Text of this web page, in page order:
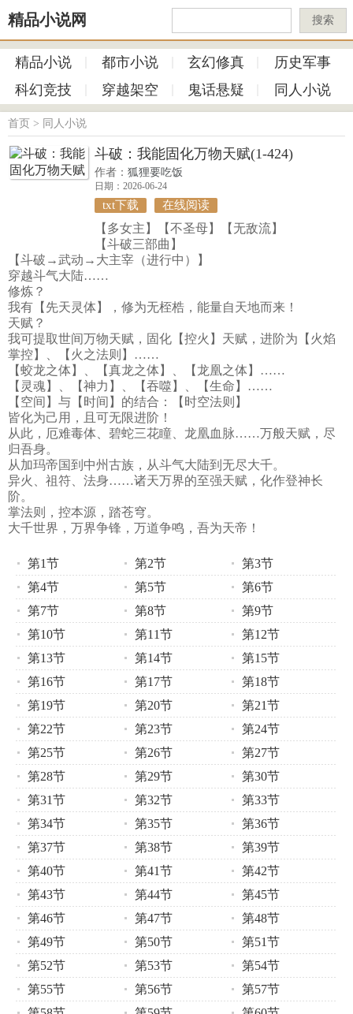
精品小说网 搜索
精品小说 都市小说 玄幻修真
历史军事
科幻竞技
穿越架空 鬼话悬疑 同人小说
首页 > 同人小说
斗破：我能固化万物天赋(1-424)
作者： 狐狸要吃饭
日期：2026-06-24
txt下载 在线阅读
【多女主】【不圣母】【无敌流】
【斗破三部曲】
【斗破→武动→大主宰（进行中）】
穿越斗气大陆……
修炼？
我有【先天灵体】，修为无桎梏，能量自天地而来！
天赋？
我可提取世间万物天赋，固化【控火】天赋，进阶为【火焰
掌控】、【火之法则】……
【蛟龙之体】、【真龙之体】、【龙凰之体】……
【灵魂】、【神力】、【吞噬】、【生命】……
【空间】与【时间】的结合：【时空法则】
皆化为己用，且可无限进阶！
从此，厄难毒体、碧蛇三花瞳、龙凰血脉……万般天赋，尽
归吾身。
从加玛帝国到中州古族，从斗气大陆到无尽大千。
异火、祖符、法身……诸天万界的至强天赋，化作登神长
阶。
掌法则，控本源，踏苍穹。
大千世界，万界争锋，万道争鸣，吾为天帝！
第1节 第2节
第3节
第4节
第5节
第6节
第7节
第8节
第9节
第10节
第11节
第12节
第13节
第14节
第15节
第16节
第17节
第18节
第19节
第20节
第21节
第22节
第23节
第24节
第25节
第26节
第27节
第28节
第29节
第30节
第31节
第32节
第33节
第34节
第35节
第36节
第37节
第38节
第39节
第40节
第41节
第42节
第43节
第44节
第45节
第46节
第47节
第48节
第49节
第50节
第51节
第52节
第53节
第54节
第55节
第56节
第57节